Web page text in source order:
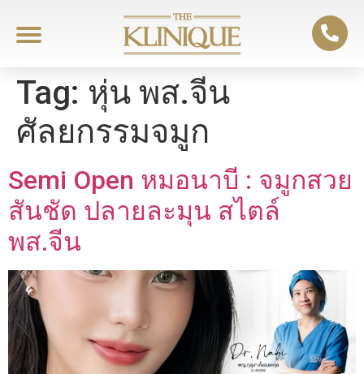
Tag: หุ่น พส.จีน
ศัลยกรรมจมูก
Semi Open หมอนาบี : จมูกสวย
สันชัด ปลายละมุน สไตล์
พส.จีน